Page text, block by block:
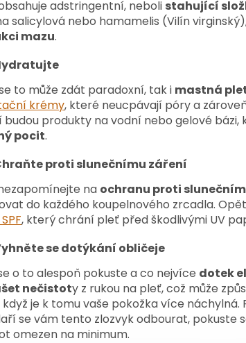
adstringentní, neboli stahující
salicylová nebo hamamelis (Vilín
mazu.
to může zdát paradoxní, tak i mastná
krémy, které neucpávají póry a
budou produkty na vodní nebo gelové bázi,
pocit.
proti slunečnímu záření
na ochranu proti
do každého koupelnového zrcadla.
, který chrání pleť před škodlivými UV
se dotýkání obličeje
o to alespoň pokuste a co nejvíce dotek
nečistoty z rukou na pleť, což může
když je k tomu vaše pokožka více
se vám tento zlozvyk odbourat, pokuste
omezen na minimum.